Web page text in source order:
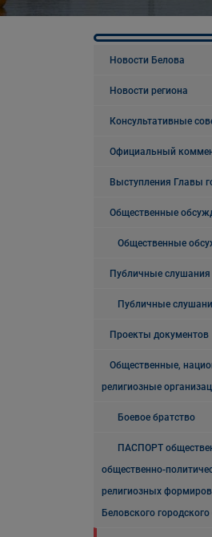
Новости Белова
Новости региона
Консультативные
Официальный
Выступления Главы
Общественные
Общественные
Публичные слушания
Публичные
Проекты документов
Общественные,
религиозные
Боевое братство
ПАСПОРТ
общественно-
религиозных
Беловского городского